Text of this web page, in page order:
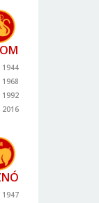
1944
1968
1992
2016
1947